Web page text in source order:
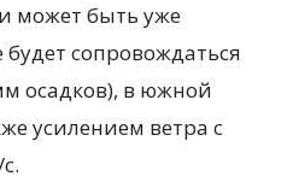
может быть уже
будет сопровождаться
осадков), в южной
усилением ветра с